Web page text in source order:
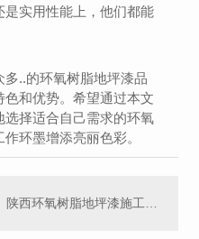
实用性能上，他们都能
..的环氧树脂地坪漆品
和优势。希望通过本文
择适合自己需求的环氧
环墨增添亮丽色彩。